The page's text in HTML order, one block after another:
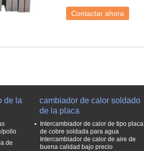
Contactar ahora
de la
pollo
de
cambiador de calor soldado
de la placa
Intercambiador de calor de tipo placa
de cobre soldada para agua
Intercambiador de calor de aire de
buena calidad bajo precio